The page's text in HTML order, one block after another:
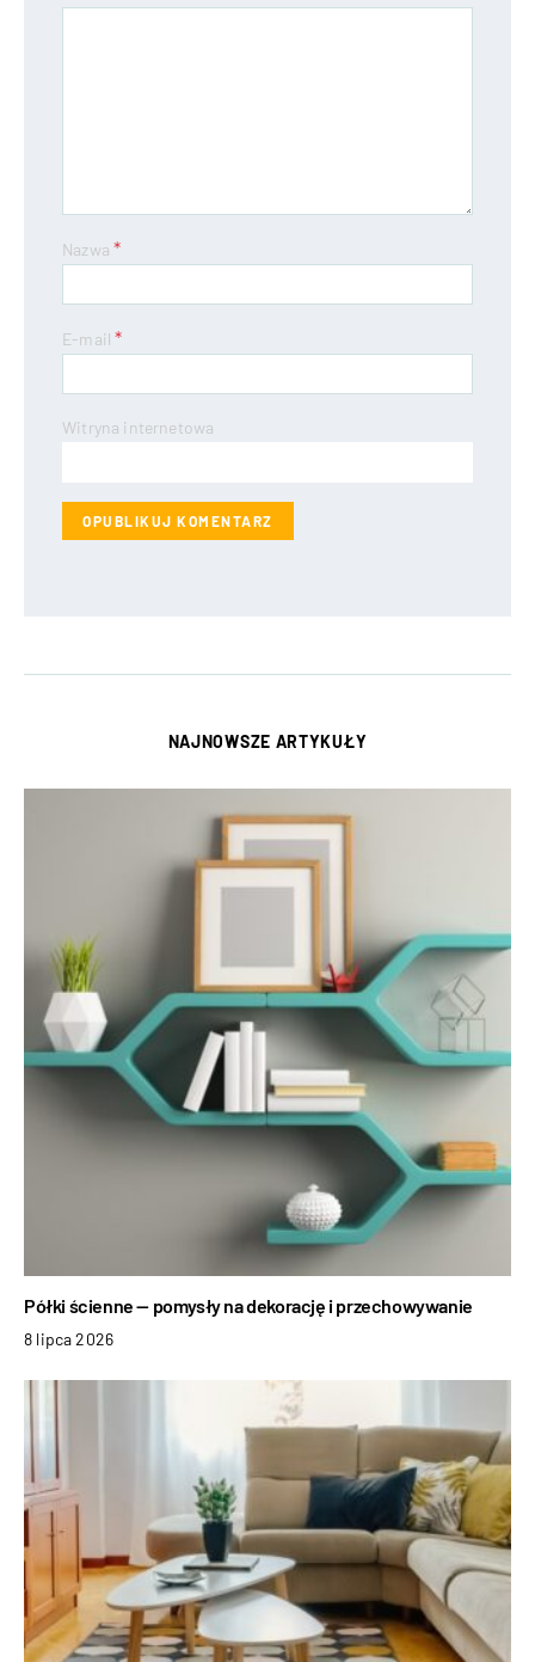
Nazwa*
E-mail*
Witryna internetowa
NAJNOWSZE ARTYKUŁY
Półki ścienne — pomysły na dekorację i przechowywanie
8 lipca 2026